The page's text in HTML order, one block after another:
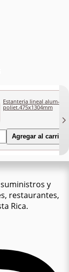
Estanteria lineal alum-
poliet.475x1304mm
Agregar al carrito
y
restaurantes,
Rica.